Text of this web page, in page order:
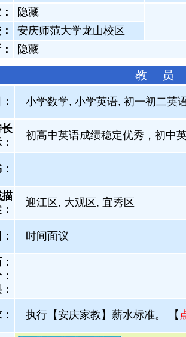
隐藏
安庆师范大学龙山校区
隐藏
教 员
小学数学, 小学英语, 初一初二英
：
初高中英语成绩稳定优秀，初中
：
迎江区, 大观区, 宜秀区
时间面议
执行【安庆家教】薪水标准。 【